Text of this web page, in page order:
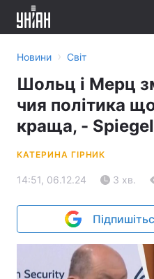
Новини › Світ
Шольц і Мерц
чия політика
краща, - Spiegel
КАТЕРИНА ГІРНИК
14:51, 06.12.24 3 хв.